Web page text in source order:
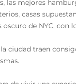
las mejores
casas
de NYC,
ciudad traen